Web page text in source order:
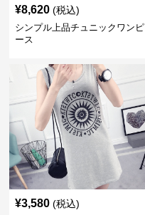
¥8,620 (税込)
シンプル上品チュニックワンピ
ース
¥3,580 (税込)